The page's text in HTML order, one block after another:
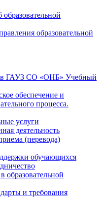
образовательной
ГАУЗ СО «ОНБ» Учебный
обеспечение и
процесса.
услуги
деятельность
(перевода)
обучающихся
образовательной
и требования